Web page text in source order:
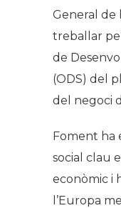
General de
treballar
de
(ODS) del
del negoci
Foment ha
social clau
econòmic i
l’Europa